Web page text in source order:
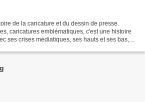
de la caricature et du dessin de presse.
caricatures emblématiques, c'est une histoire
ses crises médiatiques, ses hauts et ses bas,